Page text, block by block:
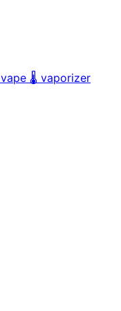
vape 🌡️ vaporizer